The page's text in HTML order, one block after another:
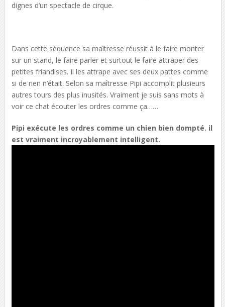
dignes d’un spectacle de cirque.
Dans cette séquence sa maîtresse réussit à le faire monter
sur un stand, le faire parler et surtout le faire attraper des
petites friandises. Il les attrape avec ses deux pattes comme
si de rien n’était. Selon sa maîtresse Pipi accomplit plusieurs
autres tours des plus inusités. Vraiment je suis sans mots à
voir ce chat écouter les ordres comme ça……
Pipi exécute les ordres comme un chien bien dompté. il
est vraiment incroyablement intelligent.